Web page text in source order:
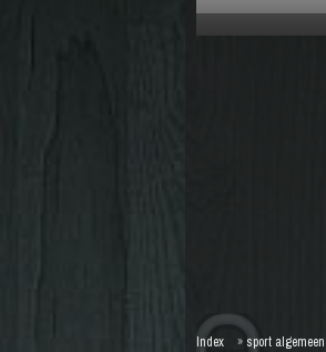
Index » sport algemeen